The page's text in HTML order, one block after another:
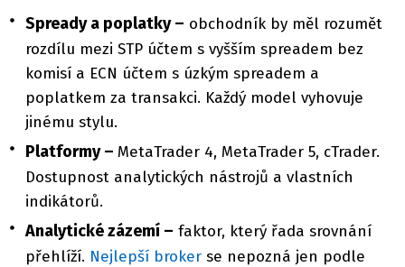
Spready a poplatky – obchodník by měl rozumět
rozdílu mezi STP účtem s vyšším spreadem bez
komisí a ECN účtem s úzkým spreadem a
poplatkem za transakci. Každý model vyhovuje
jinému stylu.
Platformy – MetaTrader 4, MetaTrader 5, cTrader.
Dostupnost analytických nástrojů a vlastních
indikátorů.
Analytické zázemí – faktor, který řada srovnání
přehlíží. Nejlepší broker se nepozná jen podle